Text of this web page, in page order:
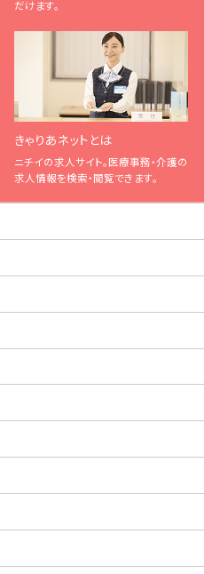
だけます。
きゃりあネットとは
ニチイの求人サイト。医療事務・介護の
求人情報を検索・閲覧できます。